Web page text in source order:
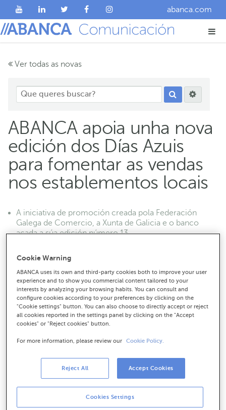
abanca.com
Ver todas as novas
ABANCA apoia unha nova
edición dos Días Azuis
para fomentar as vendas
nos establementos locais
A iniciativa de promoción creada pola Federación
Galega de Comercio, a Xunta de Galicia e o banco
acada a súa edición número 13
pequeno comercio e pon en valor a súa experiencia e a
Cookie Warning
ABANCA uses its own and third-party cookies both to improve your user
experience and to show you commercial content tailored to your
interests by analyzing your browsing habits. You can consult and
configure cookies according to your preferences by clicking on the
"Cookie settings" button. You can also choose to directly accept or reject
all cookies reported in the settings panel by clicking on the "Accept
cookies" or "Reject cookies" button.
For more information, please review our Cookie Policy.
Cookies Settings
Reject All Accept Cookies